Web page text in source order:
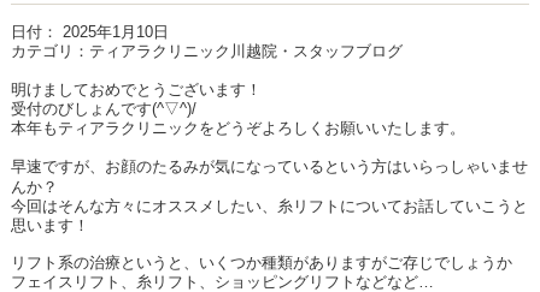
日付： 2025年1月10日
カテゴリ： ティアラクリニック川越院・スタッフブログ
明けましておめでとうございます！
受付のびしょんです(^▽^)/
本年もティアラクリニックをどうぞよろしくお願いいたします。
早速ですが、 お顔のたるみが気になっているという方はいらっしゃいませ
んか？
今回はそんな方々にオススメしたい、糸リフトについてお話していこうと
思います！
リフト系の治療というと、いくつか種類がありますがご存じでしょうか
フェイスリフト、糸リフト、ショッピングリフトなどなど…